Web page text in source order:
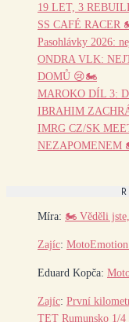
19 LET, 3
SS CAFÉ RACER
Pasohlávky 2026:
ONDRA VLK:
DOMŮ 😢🏍️
MAROKO DÍL 3:
IBRAHIM
IMRG CZ/SK
Míra: 🏍️ Věděli jste,
Zajíc:
Eduard Kopča:
Zajíc: První
TET Rumunsko 1/4